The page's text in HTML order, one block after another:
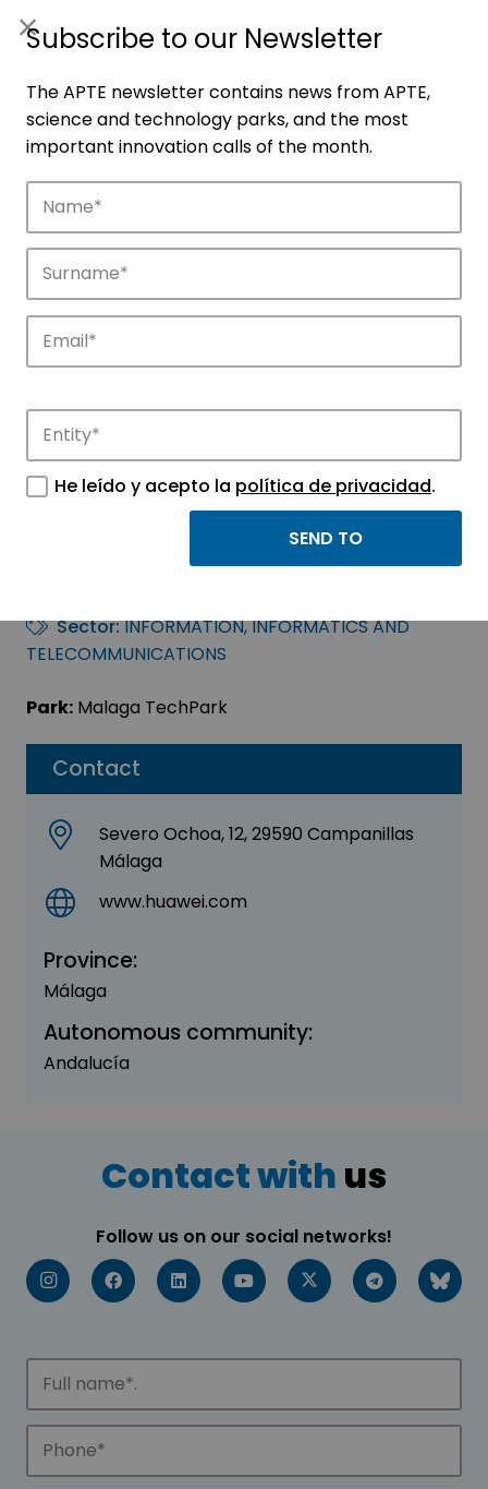
Companies
Discover the companies that drive
Contact
Severo Ochoa, 12, 29590 Campanillas
Málaga
www.huawei.com
Province:
Málaga
Autonomous community:
Andalucía
Huawei Technologies
España, S.L.
Sector:INFORMATION, INFORMATICS AND
TELECOMMUNICATIONS
Park: Malaga TechPark
Contact with us
Follow us on our social networks!
Subscribe to our Newsletter
The APTE newsletter contains news from APTE,
science and technology parks, and the most
important innovation calls of the month.
He leído y acepto la política de privacidad.